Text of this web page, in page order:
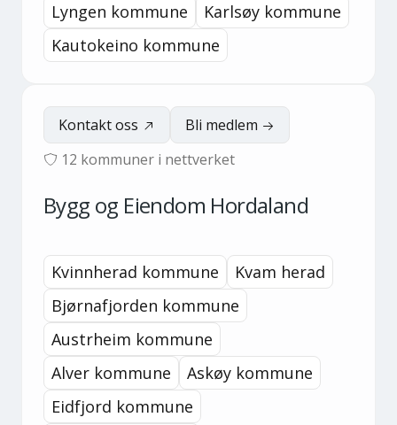
Lyngen kommune
Karlsøy kommune
Kautokeino kommune
Kontakt oss
Bli medlem
12 kommuner i nettverket
Bygg og Eiendom Hordaland
Kvinnherad kommune
Kvam herad
Bjørnafjorden kommune
Austrheim kommune
Alver kommune
Askøy kommune
Eidfjord kommune